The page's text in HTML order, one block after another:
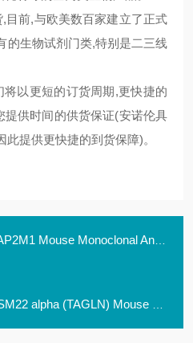
目前,与欧美数百家建立了正式
的生物试剂门类,特别是二三线
以更短的订货周期,更快捷的
提供时间的供货保证(安诺伦具
提供更快捷的到货保障)。
Monoclonal Antibody Clone ID: LBI2D10
(TAGLN) Mouse Monoclonal Antibody Clone